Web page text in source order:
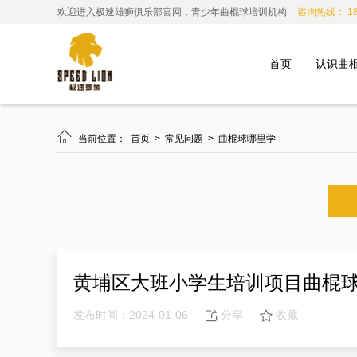
欢迎进入极速雄狮俱乐部官网，青少年曲棍球培训机构 咨询热线：
首页 认识曲
 当前位置： 首页 > 常见问题 > 曲棍球哪里学
黄埔区大班小学生培训项目曲棍
发布时间：2024-01-06 分享 收藏